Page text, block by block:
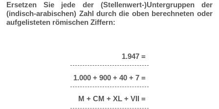
Ersetzen Sie jede der (Stellenwert-)Untergruppen der
(indisch-arabischen) Zahl durch die oben berechneten oder
aufgelisteten römischen Ziffern:
1.947 =
1.000 + 900 + 40 + 7 =
M + CM + XL + VII =